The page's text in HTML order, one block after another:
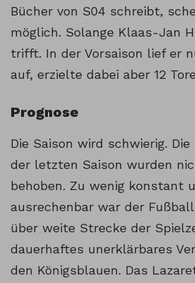
Bücher von S04 schreibt,
möglich. Solange Klaas-Jan
trifft. In der Vorsaison lief er
auf, erzielte dabei aber 12
Prognose
Die Saison wird schwierig.
der letzten Saison wurden
behoben. Zu wenig konstant
ausrechenbar war der
über weite Strecke der
dauerhaftes unerklärbares
den Königsblauen. Das